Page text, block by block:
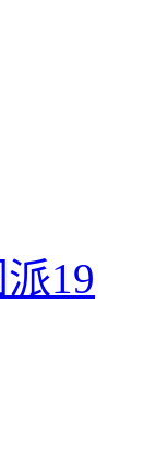
19